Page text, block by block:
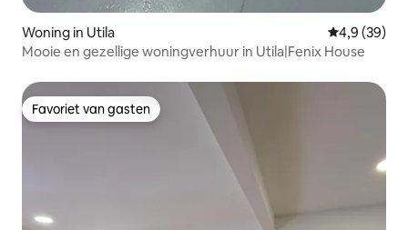
Woning in Utila Gemiddelde
4,9 (39)
Mooie en gezellige woningverhuur in Utila|Fenix House
Favoriet van gasten
Favoriet van gasten